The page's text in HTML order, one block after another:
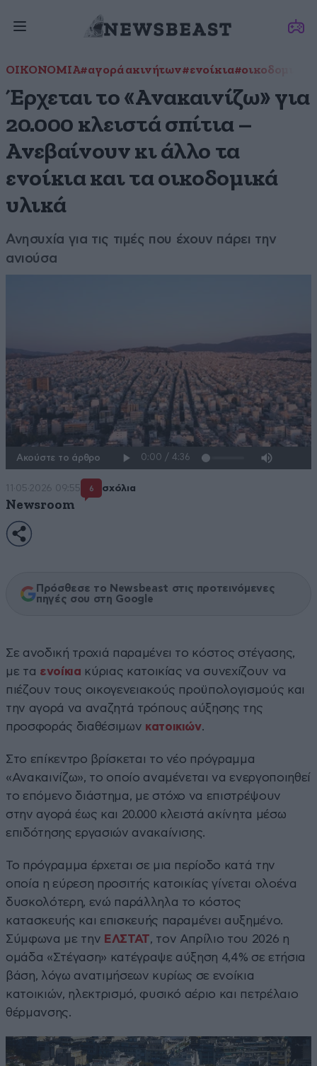
ΟΙΚΟΝΟΜΙΑ#αγορά ακινήτων#ενοίκια#οικοδομικά
Έρχεται το «Ανακαινίζω» για
20.000 κλειστά σπίτια –
Ανεβαίνουν κι άλλο τα
ενοίκια και τα οικοδομικά
υλικά
Ανησυχία για τις τιμές που έχουν πάρει την
ανιούσα
Ακούστε το άρθρο
11·05·2026 09:55 6 σχόλια
Newsroom
Πρόσθεσε το Newsbeast στις προτεινόμενες
πηγές σου στη Google
Σε ανοδική τροχιά παραμένει το κόστος στέγασης,
με τα ενοίκια κύριας κατοικίας να συνεχίζουν να
πιέζουν τους οικογενειακούς προϋπολογισμούς και
την αγορά να αναζητά τρόπους αύξησης της
προσφοράς διαθέσιμων κατοικιών.
Στο επίκεντρο βρίσκεται το νέο πρόγραμμα
«Ανακαινίζω», το οποίο αναμένεται να ενεργοποιηθεί
το επόμενο διάστημα, με στόχο να επιστρέψουν
στην αγορά έως και 20.000 κλειστά ακίνητα μέσω
επιδότησης εργασιών ανακαίνισης.
Το πρόγραμμα έρχεται σε μια περίοδο κατά την
οποία η εύρεση προσιτής κατοικίας γίνεται ολοένα
δυσκολότερη, ενώ παράλληλα το κόστος
κατασκευής και επισκευής παραμένει αυξημένο.
Σύμφωνα με την ΕΛΣΤΑΤ, τον Απρίλιο του 2026 η
ομάδα «Στέγαση» κατέγραψε αύξηση 4,4% σε ετήσια
βάση, λόγω ανατιμήσεων κυρίως σε ενοίκια
κατοικιών, ηλεκτρισμό, φυσικό αέριο και πετρέλαιο
θέρμανσης.